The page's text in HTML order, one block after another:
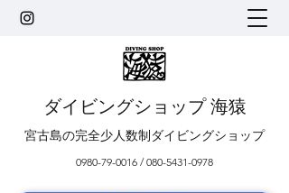
ダイビングショップ 海猿
宮古島の完全少人数制ダイビングショップ
0980-79-0016 /080-5431-0978